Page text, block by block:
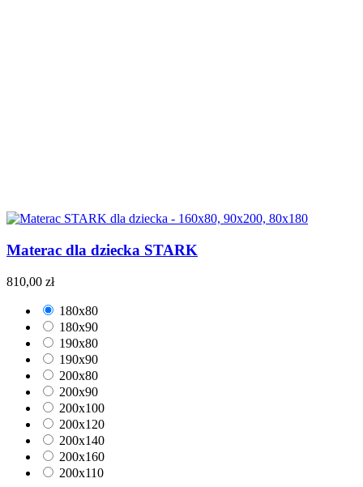
Materac dla dziecka STARK
810,00 zł
180x80
180x90
190x80
190x90
200x80
200x90
200x100
200x120
200x140
200x160
200x110